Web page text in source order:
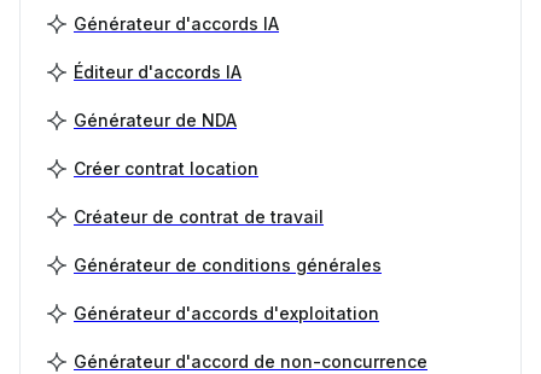
Générateur d'accords IA
Éditeur d'accords IA
Générateur de NDA
Créer contrat location
Créateur de contrat de travail
Générateur de conditions générales
Générateur d'accords d'exploitation
Générateur d'accord de non-concurrence